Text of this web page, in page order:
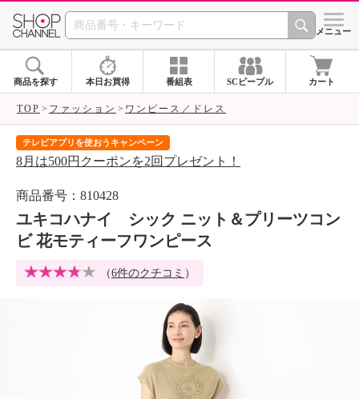
SHOP CHANNEL シメニュー
商品を探す 本日お買得 番組表 SCピープル カート
TOP ファッション ワンピース／ドレス
テレビアプリを使おうキャンペーン
8月は500円クーポンを2回プレゼント！
商品番号：810428
ユキコハナイ シック ニット＆プリーツコン
ビ 花モティーフワンピース
（6件のクチコミ ）